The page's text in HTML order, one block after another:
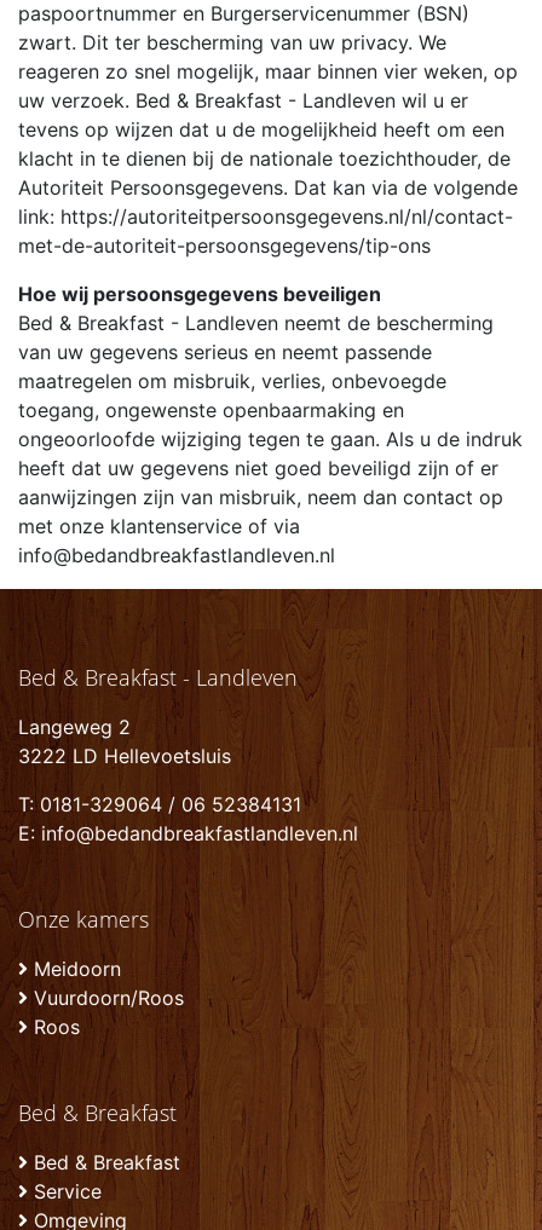
paspoortnummer en Burgerservicenummer (BSN)
zwart. Dit ter bescherming van uw privacy. We
reageren zo snel mogelijk, maar binnen vier weken, op
uw verzoek. Bed & Breakfast - Landleven wil u er
tevens op wijzen dat u de mogelijkheid heeft om een
klacht in te dienen bij de nationale toezichthouder, de
Autoriteit Persoonsgegevens. Dat kan via de volgende
link: https://autoriteitpersoonsgegevens.nl/nl/contact-
met-de-autoriteit-persoonsgegevens/tip-ons
Hoe wij persoonsgegevens beveiligen
Bed & Breakfast - Landleven neemt de bescherming
van uw gegevens serieus en neemt passende
maatregelen om misbruik, verlies, onbevoegde
toegang, ongewenste openbaarmaking en
ongeoorloofde wijziging tegen te gaan. Als u de indruk
heeft dat uw gegevens niet goed beveiligd zijn of er
aanwijzingen zijn van misbruik, neem dan contact op
met onze klantenservice of via
info@bedandbreakfastlandleven.nl
Bed & Breakfast - Landleven
Langeweg 2
3222 LD Hellevoetsluis
T: 0181-329064 / 06 52384131
E: info@bedandbreakfastlandleven.nl
Onze kamers
Meidoorn
Vuurdoorn/Roos
Roos
Bed & Breakfast
Bed & Breakfast
Service
Omgeving